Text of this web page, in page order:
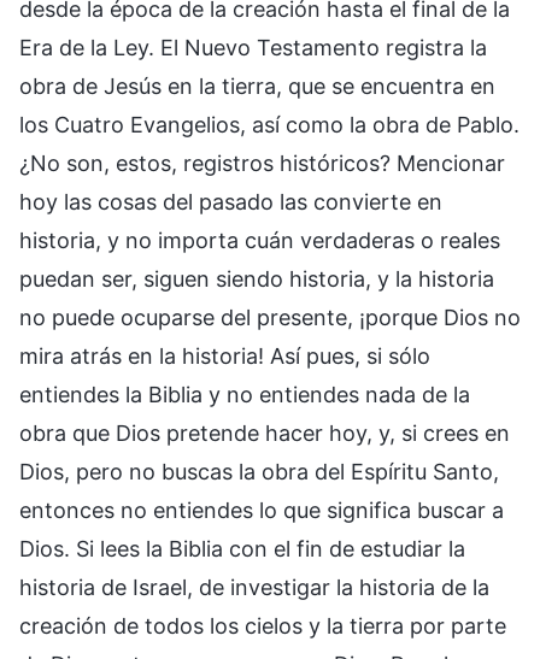
desde la época de la creación hasta el final de la
Era de la Ley. El Nuevo Testamento registra la
obra de Jesús en la tierra, que se encuentra en
los Cuatro Evangelios, así como la obra de Pablo.
¿No son, estos, registros históricos? Mencionar
hoy las cosas del pasado las convierte en
historia, y no importa cuán verdaderas o reales
puedan ser, siguen siendo historia, y la historia
no puede ocuparse del presente, ¡porque Dios no
mira atrás en la historia! Así pues, si sólo
entiendes la Biblia y no entiendes nada de la
obra que Dios pretende hacer hoy, y, si crees en
Dios, pero no buscas la obra del Espíritu Santo,
entonces no entiendes lo que significa buscar a
Dios. Si lees la Biblia con el fin de estudiar la
historia de Israel, de investigar la historia de la
creación de todos los cielos y la tierra por parte